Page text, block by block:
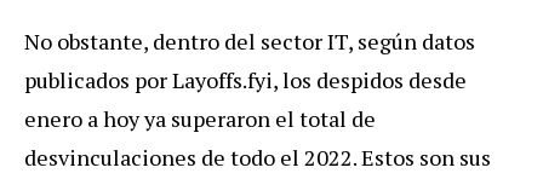
No obstante, dentro del sector IT, según datos
publicados por Layoffs.fyi, los despidos desde
enero a hoy ya superaron el total de
desvinculaciones de todo el 2022. Estos son sus